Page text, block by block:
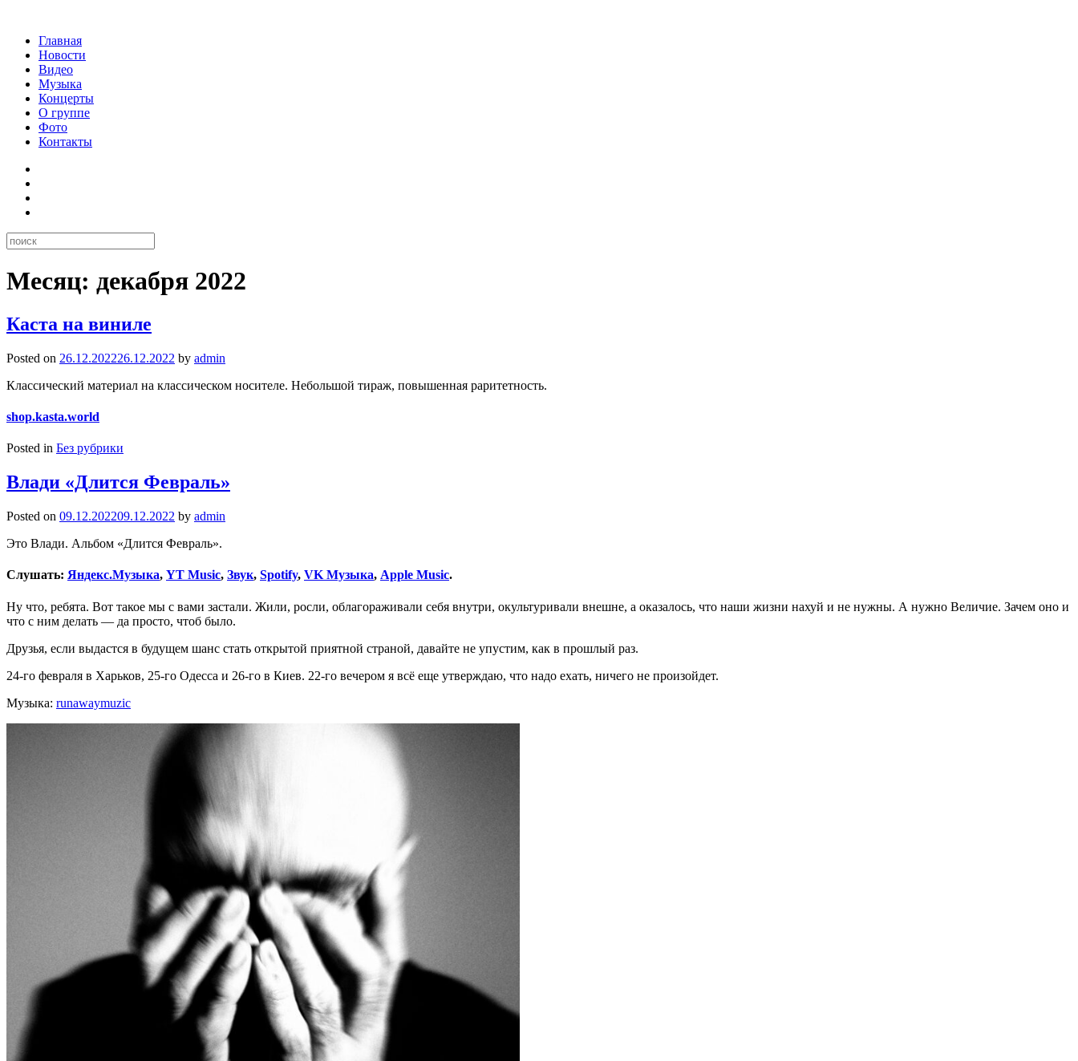
Главная
Новости
Видео
Музыка
Концерты
О группе
Фото
Контакты
Месяц: декабря 2022
Каста на виниле
Posted on 26.12.202226.12.2022 by admin
Классический материал на классическом носителе. Небольшой тираж, повышенная раритетность.
shop.kasta.world
Posted in Без рубрики
Влади «Длится Февраль»
Posted on 09.12.202209.12.2022 by admin
Это Влади. Альбом «Длится Февраль».
Слушать: Яндекс.Музыка, YT Music, Звук, Spotify, VK Музыка, Apple Music.
Ну что, ребята. Вот такое мы с вами застали. Жили, росли, облагораживали себя внутри, окультуривали внешне, а оказалось, что наши жизни нахуй и не нужны. А нужно Величие. Зачем оно и
что с ним делать — да просто, чтоб было.
Друзья, если выдастся в будущем шанс стать открытой приятной страной, давайте не упустим, как в прошлый раз.
24-го февраля в Харьков, 25-го Одесса и 26-го в Киев. 22-го вечером я всё еще утверждаю, что надо ехать, ничего не произойдет.
Музыка: runawaymuzic